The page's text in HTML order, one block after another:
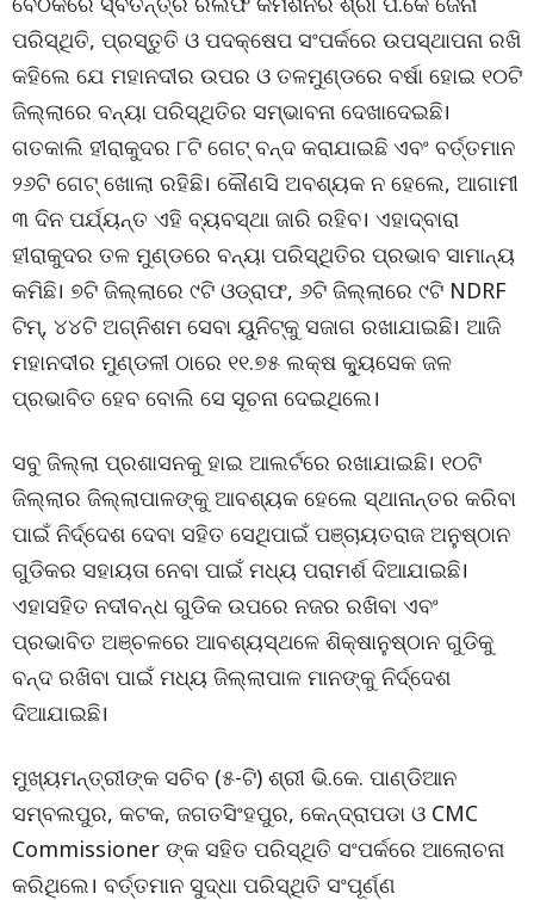
ପରିସ୍ଥିତି, ପ୍ରସ୍ତୁତି ଓ ପଦକ୍ଷେପ ସଂପର୍କରେ ଉପସ୍ଥାପନା ରଖି
କହିଲେ ଯେ ମହାନଦୀର ଉପର ଓ ତଳମୁଣ୍ଡରେ ବର୍ଷା ହୋଇ ୧୦ଟି
ଜିଲ୍ଲାରେ ବନ୍ୟା ପରିସ୍ଥିତିର ସମ୍ଭାବନା ଦେଖାଦେଇଛି।
ଗତକାଲି ହୀରାକୁଦର ୮ଟି ଗେଟ୍‌ ବନ୍ଦ କରାଯାଇଛି ଏବଂ ବର୍ତ୍ତମାନ
୨୬ଟି ଗେଟ୍‌ ଖୋଲା ରହିଛି। କୌଣସି ଅବଶ୍ୟକ ନ ହେଲେ, ଆଗାମୀ
୩ ଦିନ ପର୍ଯ୍ୟନ୍ତ ଏହି ବ୍ୟବସ୍ଥା ଜାରି ରହିବ। ଏହାଦ୍ବାରା
ହୀରାକୁଦର ତଳ ମୁଣ୍ଡରେ ବନ୍ୟା ପରିସ୍ଥିତିର ପ୍ରଭାବ ସାମାନ୍ୟ
କମିଛି। ୭ଟି ଜିଲ୍ଲାରେ ୯ଟି ଓଡ୍ରାଫ, ୬ଟି ଜିଲ୍ଲାରେ ୯ଟି NDRF
ଟିମ୍‌, ୪୪ଟି ଅଗ୍ନିଶମ ସେବା ୟୁନିଟ୍‌କୁ ସଜାଗ ରଖାଯାଇଛି। ଆଜି
ମହାନଦୀର ମୁଣ୍ଡଳୀ ଠାରେ ୧୧.୭୫ ଲକ୍ଷ କ୍ୟୁସେକ ଜଳ
ପ୍ରଭାବିତ ହେବ ବୋଲି ସେ ସୂଚନା ଦେଇଥିଲେ।
ସବୁ ଜିଲ୍ଲା ପ୍ରଶାସନକୁ ହାଇ ଆଲର୍ଟରେ ରଖାଯାଇଛି। ୧୦ଟି
ଜିଲ୍ଲାର ଜିଲ୍ଲାପାଳଙ୍କୁ ଆବଶ୍ୟକ ହେଲେ ସ୍ଥାନାନ୍ତର କରିବା
ପାଇଁ ନିର୍ଦ୍ଦେଶ ଦେବା ସହିତ ସେଥିପାଇଁ ପଞ୍ଚାୟତରାଜ ଅନୁଷ୍ଠାନ
ଗୁଡିକର ସହାୟତା ନେବା ପାଇଁ ମଧ୍ୟ ପରାମର୍ଶ ଦିଆଯାଇଛି।
ଏହାସହିତ ନଦୀବନ୍ଧ ଗୁଡିକ ଉପରେ ନଜର ରଖିବା ଏବଂ
ପ୍ରଭାବିତ ଅଞ୍ଚଳରେ ଆବଶ୍ୟସ୍ଥଳେ ଶିକ୍ଷାନୁଷ୍ଠାନ ଗୁଡିକୁ
ବନ୍ଦ ରଖିବା ପାଇଁ ମଧ୍ୟ ଜିଲ୍ଲାପାଳ ମାନଙ୍କୁ ନିର୍ଦ୍ଦେଶ
ଦିଆଯାଇଛି।
ମୁଖ୍ୟମନ୍ତ୍ରୀଙ୍କ ସଚିବ (୫-ଟି) ଶ୍ରୀ ଭି.କେ. ପାଣ୍ଡିଆନ
ସମ୍ବଲପୁର, କଟକ, ଜଗତସିଂହପୁର, କେନ୍ଦ୍ରାପଡା ଓ CMC
Commissioner ଙ୍କ ସହିତ ପରିସ୍ଥିତି ସଂପର୍କରେ ଆଲୋଚନା
କରିଥିଲେ। ବର୍ତ୍ତମାନ ସୁଦ୍ଧା ପରିସ୍ଥିତି ସଂପୂର୍ଣ୍ଣ